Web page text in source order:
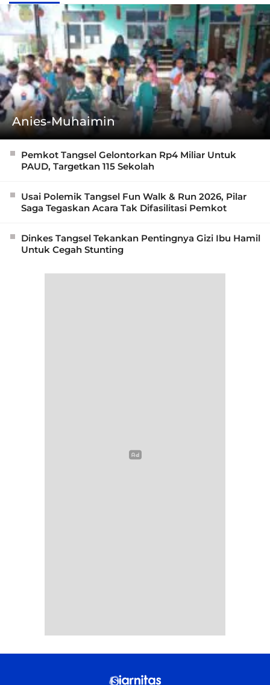
Anies-Muhaimin
Pemkot Tangsel Gelontorkan Rp4 Miliar Untuk
PAUD, Targetkan 115 Sekolah
Usai Polemik Tangsel Fun Walk & Run 2026, Pilar
Saga Tegaskan Acara Tak Difasilitasi Pemkot
Dinkes Tangsel Tekankan Pentingnya Gizi Ibu Hamil
Untuk Cegah Stunting